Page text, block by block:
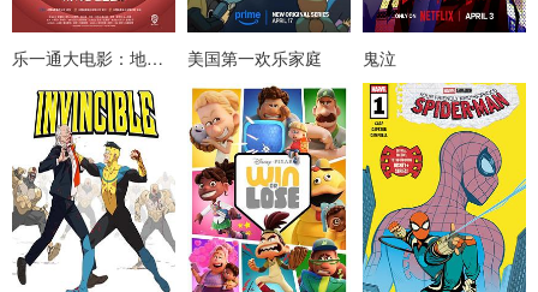
乐一通大电影：地球爆炸之日 美国第一欢乐家庭 鬼泣